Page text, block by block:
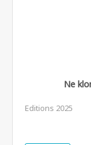
Ne
Editions 2025